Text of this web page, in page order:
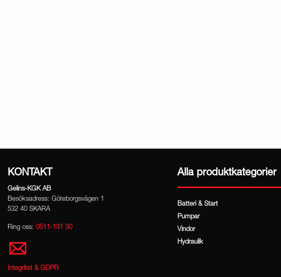
KONTAKT
Gelins-KGK AB
Besöksadress: Göteborgsvägen 1
532 40 SKARA
Ring oss: 0511-131 30
Integritet & GDPR
Alla produktkategorier
Batteri & Start
Pumpar
Vindor
Hydraulik